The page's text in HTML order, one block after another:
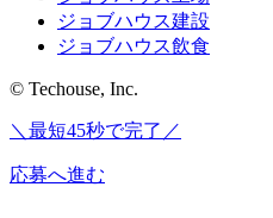
ジョブハウス建設
ジョブハウス飲食
© Techouse, Inc.
＼最短45秒で完了／
応募へ進む